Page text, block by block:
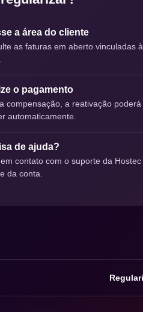
a área do cliente
as faturas em aberto vinculadas
o pagamento
compensação, a reativação poderá
automaticamente.
de ajuda?
contato com o suporte da Hostec
da conta.